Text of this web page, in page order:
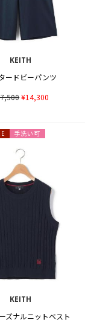
KEITH
ードビーパンツ
¥14,300
手洗い可
KEITH
ズナルニットベスト